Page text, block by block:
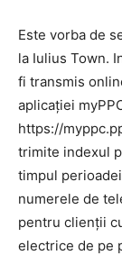
Este vorba de
la Iulius Town.
fi transmis
aplicației
https://
trimite indexul
timpul
numerele de
pentru clienții
electrice de pe